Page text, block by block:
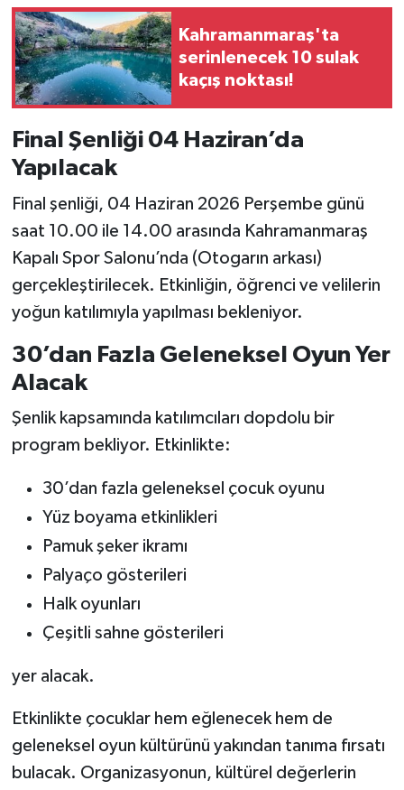
Kahramanmaraş'ta
serinlenecek 10 sulak
kaçış noktası!
Final Şenliği 04 Haziran’da
Yapılacak
Final şenliği, 04 Haziran 2026 Perşembe günü
saat 10.00 ile 14.00 arasında Kahramanmaraş
Kapalı Spor Salonu’nda (Otogarın arkası)
gerçekleştirilecek. Etkinliğin, öğrenci ve velilerin
yoğun katılımıyla yapılması bekleniyor.
30’dan Fazla Geleneksel Oyun Yer
Alacak
Şenlik kapsamında katılımcıları dopdolu bir
program bekliyor. Etkinlikte:
30’dan fazla geleneksel çocuk oyunu
Yüz boyama etkinlikleri
Pamuk şeker ikramı
Palyaço gösterileri
Halk oyunları
Çeşitli sahne gösterileri
yer alacak.
Etkinlikte çocuklar hem eğlenecek hem de
geleneksel oyun kültürünü yakından tanıma fırsatı
bulacak. Organizasyonun, kültürel değerlerin